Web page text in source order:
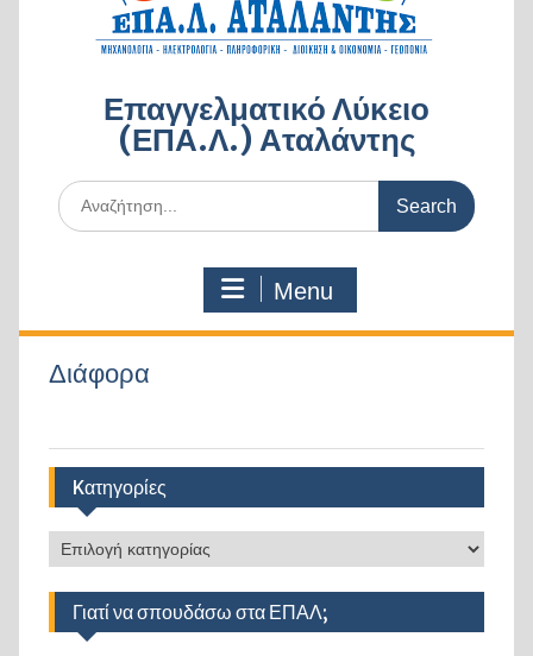
Επαγγελματικό Λύκειο
(ΕΠΑ.Λ.) Αταλάντης
Search
for:
Menu
Διάφορα
Kατηγορίες
Kατηγορίες
Γιατί να σπουδάσω στα ΕΠΑΛ;